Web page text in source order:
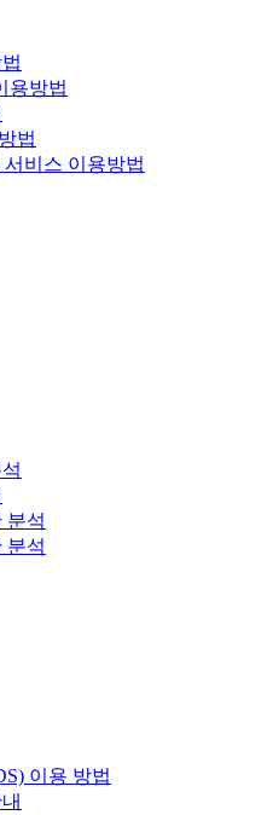
용방법
법
비스 이용방법
분석
분석
이용 방법